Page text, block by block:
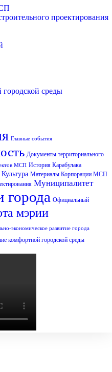
проектирования
среды
Главные события
Документы территориального
МСП История Карабулака
Культура Материалы Корпорации МСП
Муниципалитет
города Официальный
мэрии
экономическое развитие города
комфортной городской среды